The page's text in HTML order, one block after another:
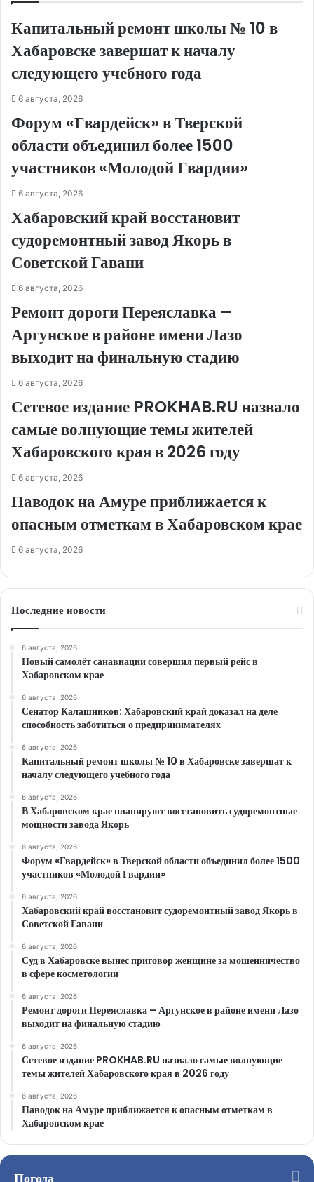
Капитальный ремонт школы № 10 в
Хабаровске завершат к началу
следующего учебного года
6 августа, 2026
Форум «Гвардейск» в Тверской
области объединил более 1500
участников «Молодой Гвардии»
6 августа, 2026
Хабаровский край восстановит
судоремонтный завод Якорь в
Советской Гавани
6 августа, 2026
Ремонт дороги Переяславка –
Аргунское в районе имени Лазо
выходит на финальную стадию
6 августа, 2026
Сетевое издание PROKHAB.RU назвало
самые волнующие темы жителей
Хабаровского края в 2026 году
6 августа, 2026
Паводок на Амуре приближается к
опасным отметкам в Хабаровском крае
6 августа, 2026
Последние новости
6 августа, 2026
Новый самолёт санавиации совершил первый рейс в
Хабаровском крае
6 августа, 2026
Сенатор Калашников: Хабаровский край доказал на деле
способность заботиться о предпринимателях
6 августа, 2026
Капитальный ремонт школы № 10 в Хабаровске завершат к
началу следующего учебного года
6 августа, 2026
В Хабаровском крае планируют восстановить судоремонтные
мощности завода Якорь
6 августа, 2026
Форум «Гвардейск» в Тверской области объединил более 1500
участников «Молодой Гвардии»
6 августа, 2026
Хабаровский край восстановит судоремонтный завод Якорь в
Советской Гавани
6 августа, 2026
Суд в Хабаровске вынес приговор женщине за мошенничество
в сфере косметологии
6 августа, 2026
Ремонт дороги Переяславка – Аргунское в районе имени Лазо
выходит на финальную стадию
6 августа, 2026
Сетевое издание PROKHAB.RU назвало самые волнующие
темы жителей Хабаровского края в 2026 году
6 августа, 2026
Паводок на Амуре приближается к опасным отметкам в
Хабаровском крае
Погода